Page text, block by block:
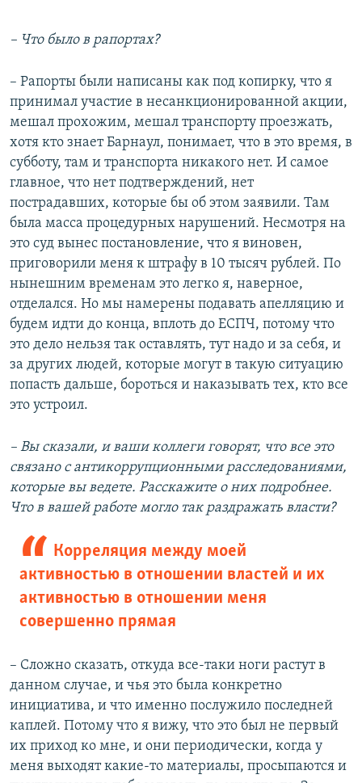
– Что было в рапортах?
– Рапорты были написаны как под копирку, что я
принимал участие в несанкционированной акции,
мешал прохожим, мешал транспорту проезжать,
хотя кто знает Барнаул, понимает, что в это время, в
субботу, там и транспорта никакого нет. И самое
главное, что нет подтверждений, нет
пострадавших, которые бы об этом заявили. Там
была масса процедурных нарушений. Несмотря на
это суд вынес постановление, что я виновен,
приговорили меня к штрафу в 10 тысяч рублей. По
нынешним временам это легко я, наверное,
отделался. Но мы намерены подавать апелляцию и
будем идти до конца, вплоть до ЕСПЧ, потому что
это дело нельзя так оставлять, тут надо и за себя, и
за других людей, которые могут в такую ситуацию
попасть дальше, бороться и наказывать тех, кто все
это устроил.
– Вы сказали, и ваши коллеги говорят, что все это
связано с антикоррупционными расследованиями,
которые вы ведете. Расскажите о них подробнее.
Что в вашей работе могло так раздражать власти?
Корреляция между моей
активностью в отношении властей и их
активностью в отношении меня
совершенно прямая
– Сложно сказать, откуда все-таки ноги растут в
данном случае, и чья это была конкретно
инициатива, и что именно послужило последней
каплей. Потому что я вижу, что это был не первый
их приход ко мне, и они периодически, когда у
меня выходят какие-то материалы, просыпаются и